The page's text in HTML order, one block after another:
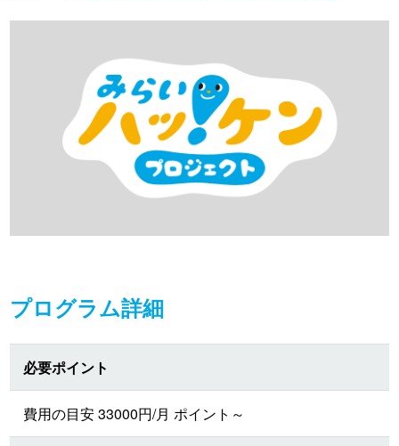
プログラム詳細
必要ポイント
費用の目安 33000円/月 ポイント～